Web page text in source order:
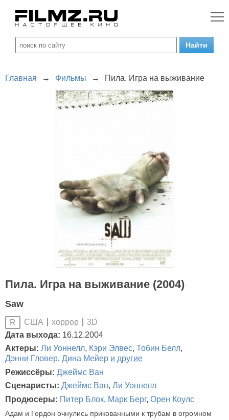
Главная → Фильмы → Пила. Игра на выживание
Пила. Игра на выживание (2004)
Saw
R США хоррор
3D
Дата выхода: 16.12.2004
Актеры: Ли Уоннелл, Кэри Элвес, Тобин Белл,
Дэнни Гловер, Дина Мейер и другие
Режиссёры: Джеймс Ван
Сценаристы: Джеймс Ван, Ли Уоннелл
Продюсеры: Питер Блок, Марк Берг, Орен Коулс
Адам и Гордон очнулись прикованными к трубам в огромном